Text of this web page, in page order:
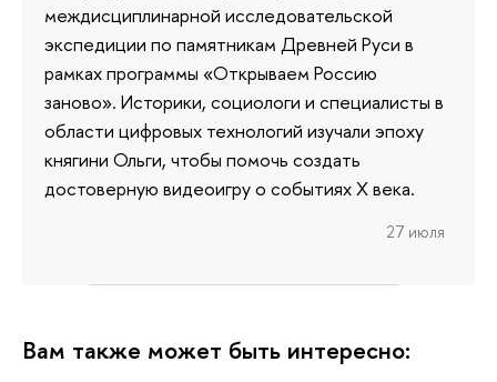
междисциплинарной исследовательской
экспедиции по памятникам Древней Руси в
рамках программы «Открываем Россию
заново». Историки, социологи и специалисты в
области цифровых технологий изучали эпоху
княгини Ольги, чтобы помочь создать
достоверную видеоигру о событиях X века.
27 июля
Вам также может быть интересно: